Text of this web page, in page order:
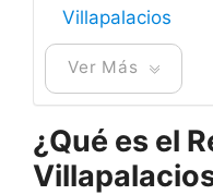
Villapalacios
Ver Más
¿Qué es el